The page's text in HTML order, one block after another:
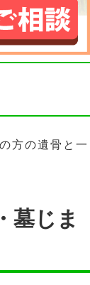
方の遺骨と一
墓じま